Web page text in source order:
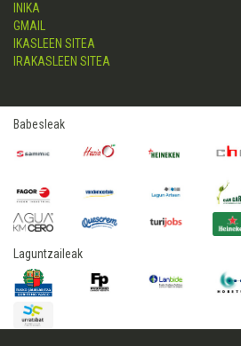
INIKA
GMAIL
IKASLEEN SITEA
IRAKASLEEN SITEA
Babesleak
Laguntzaileak